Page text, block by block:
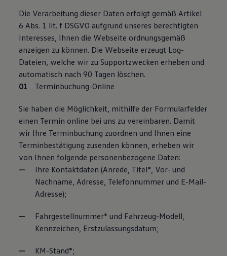
Die Verarbeitung dieser Daten erfolgt gemäß Artikel
6 Abs. 1 lit. f DSGVO aufgrund unseres berechtigten
Interesses, Ihnen die Webseite ordnungsgemäß
anzeigen zu können. Die Webseite erzeugt Log-
Dateien, welche wir zu Supportzwecken erheben und
automatisch nach 90 Tagen löschen.
Terminbuchung-Online
Sie haben die Möglichkeit, mithilfe der Formularfelder
einen Termin online bei uns zu vereinbaren. Damit
wir Ihre Terminbuchung zuordnen und Ihnen eine
Terminbestätigung zusenden können, erheben wir
von Ihnen folgende personenbezogene Daten:
Ihre Kontaktdaten (Anrede, Titel*, Vor- und
Nachname, Adresse, Telefonnummer und E-Mail-
Adresse);
Fahrgestellnummer* und Fahrzeug-Modell,
Kennzeichen, Erstzulassungsdatum;
KM-Stand*;